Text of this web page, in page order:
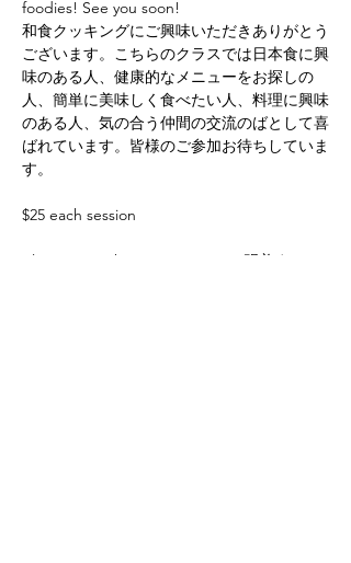
foodies! See you soon!
和食クッキングにご興味いただきありがとう
ございます。こちらのクラスでは日本食に興
味のある人、健康的なメニューをお探しの
人、簡単に美味しく食べたい人、料理に興味
のある人、気の合う仲間の交流のばとして喜
ばれています。皆様のご参加お待ちしていま
す。
$25 each session
please text Akemi 540-808-8887 明美までテ